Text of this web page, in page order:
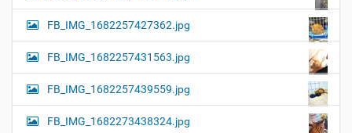
FB_IMG_1682257427362.jpg
FB_IMG_1682257431563.jpg
FB_IMG_1682257439559.jpg
FB_IMG_1682273438324.jpg